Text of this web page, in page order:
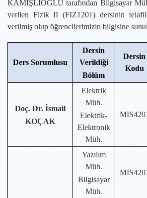
KAMIŞLIOĞLU tarafından Bilgisayar
verilen Fizik II (FIZ1201) dersinin
verilmiş olup öğrencilerimizin bilgisine
Ders Sorumlusu
Dersin
Verildiği
Bölüm
Dersin
Kodu
Doç. Dr. İsmail
KOÇAK
Elektrik
Müh.
Elektrik-
Elektronik
Müh.
Yazılım
Müh.
Bilgisayar
Müh.